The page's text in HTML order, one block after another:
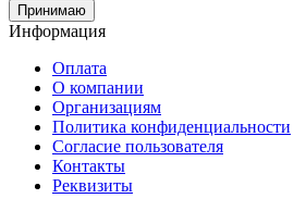
Принимаю
Информация
Оплата
О компании
Организациям
Политика конфиденциальности
Согласие пользователя
Контакты
Реквизиты